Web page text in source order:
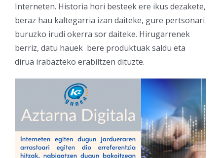
Interneten. Historia hori besteek ere ikus dezakete,
beraz hau kaltegarria izan daiteke, gure pertsonari
buruzko irudi okerra sor daiteke. Hirugarrenek
berriz, datu hauek bere produktuak saldu eta
dirua irabazteko erabiltzen dituzte.